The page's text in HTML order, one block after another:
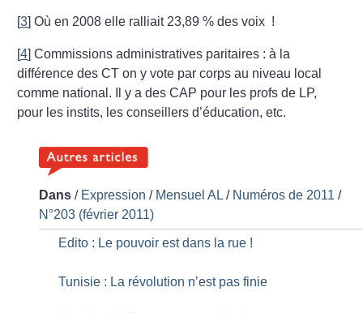
[3]Où en 2008 elle ralliait 23,89 % des voix !
[4]Commissions administratives paritaires : à la
différence des CT on y vote par corps au niveau local
comme national. Il y a des CAP pour les profs de LP,
pour les instits, les conseillers d’éducation, etc.
Dans / Expression / Mensuel AL / Numéros de 2011 /
N°203 (février 2011)
Edito : Le pouvoir est dans la rue !
Tunisie : La révolution n’est pas finie